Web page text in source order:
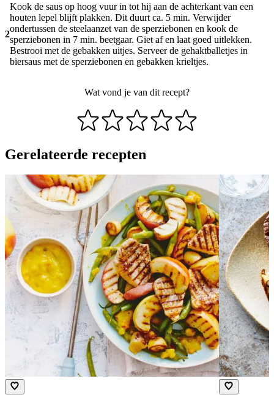
2
Kook de saus op hoog vuur in tot hij aan de achterkant van een
houten lepel blijft plakken. Dit duurt ca. 5 min. Verwijder
ondertussen de steelaanzet van de sperziebonen en kook de
sperziebonen in 7 min. beetgaar. Giet af en laat goed uitlekken.
Bestrooi met de gebakken uitjes. Serveer de gehaktballetjes in
biersaus met de sperziebonen en gebakken krieltjes.
Wat vond je van dit recept?
Gerelateerde recepten